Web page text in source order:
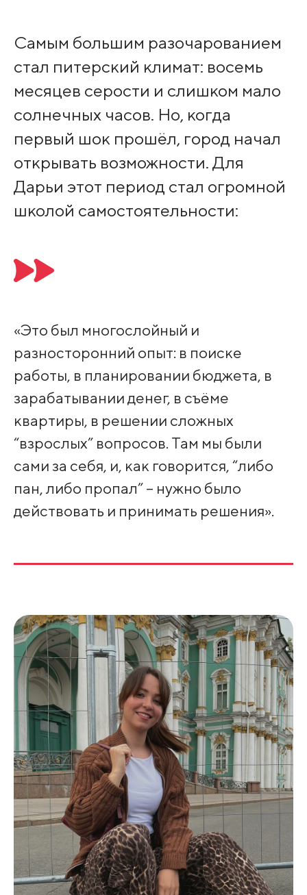
Самым большим разочарованием
стал питерский климат: восемь
месяцев серости и слишком мало
солнечных часов. Но, когда
первый шок прошёл, город начал
открывать возможности. Для
Дарьи этот период стал огромной
школой самостоятельности:
«Это был многослойный и
разносторонний опыт: в поиске
работы, в планировании бюджета, в
зарабатывании денег, в съёме
квартиры, в решении сложных
“взрослых” вопросов. Там мы были
сами за себя, и, как говорится, “либо
пан, либо пропал” – нужно было
действовать и принимать решения».